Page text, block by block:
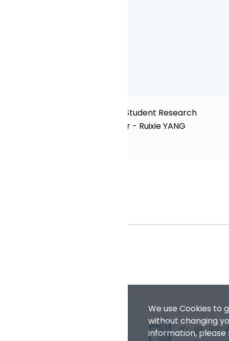
AFRPg Student Research
Seminar - Ruixie YANG
We use Cookies to
without changing
information, please